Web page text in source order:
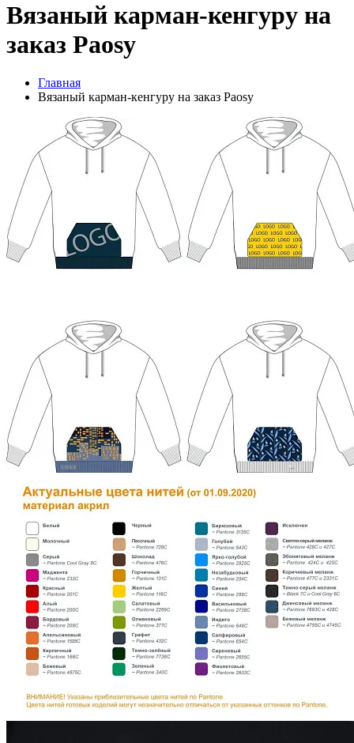
Вязаный карман-кенгуру на
заказ Рaosy
Главная
Вязаный карман-кенгуру на заказ Рaosy